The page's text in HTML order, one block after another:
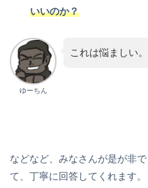
いいのか？
ゆーちん
これは悩ましい。
などなど、みなさんが是が非
て、丁寧に回答してくれます。